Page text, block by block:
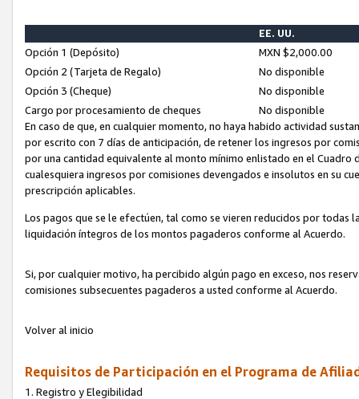
EE. UU.
Opción 1 (Depósito)
MXN $2,000.00
Opción 2 (Tarjeta de Regalo)
No disponible
Opción 3 (Cheque)
No disponible
Cargo por procesamiento de cheques
No disponible
En caso de que, en cualquier momento, no haya habido actividad
por escrito con 7 días de anticipación, de retener los ingresos por
por una cantidad equivalente al monto mínimo enlistado en el
cualesquiera ingresos por comisiones devengados e insolutos en su
prescripción aplicables.
Los pagos que se le efectúen, tal como se vieren reducidos por todas
liquidación íntegros de los montos pagaderos conforme al Acuerdo.
Si, por cualquier motivo, ha percibido algún pago en exceso, nos
comisiones subsecuentes pagaderos a usted conforme al Acuerdo.
Volver al inicio
Requisitos de Participación en el Programa de
1. Registro y Elegibilidad